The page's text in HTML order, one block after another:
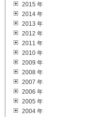
2015 年
2014 年
2013 年
2012 年
2011 年
2010 年
2009 年
2008 年
2007 年
2006 年
2005 年
2004 年